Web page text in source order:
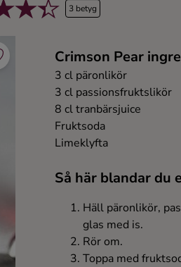
3 betyg
Crimson Pear
3 cl päronlikör
3 cl passionsfruktslikör
8 cl tranbärsjuice
Fruktsoda
Limeklyfta
Så här blandar du
Häll päronlikör,
glas med is.
Rör om.
Toppa med